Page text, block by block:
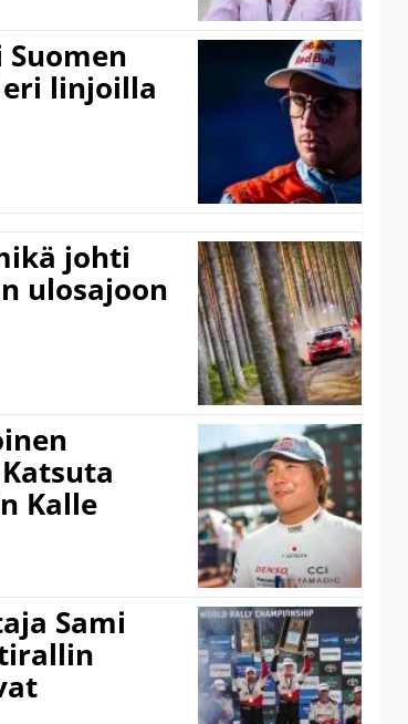
eri linjoilla
johti
ulosajoon
Kalle
Sami